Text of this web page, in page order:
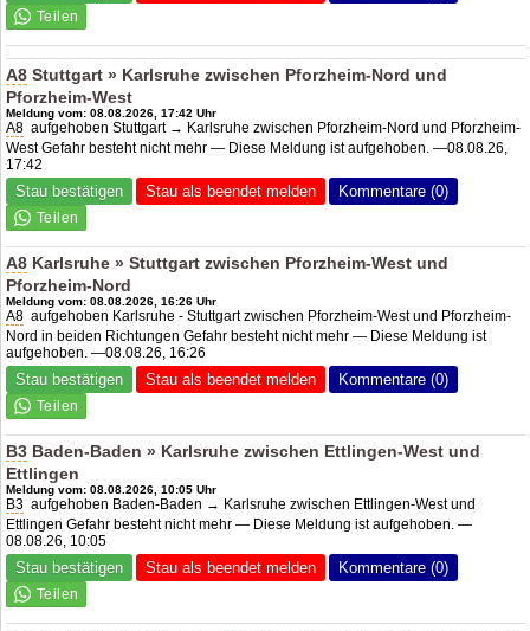
A8 Stuttgart » Karlsruhe zwischen Pforzheim-Nord und
Pforzheim-West
Meldung vom: 08.08.2026, 17:42 Uhr
A8 aufgehoben Stuttgart → Karlsruhe zwischen Pforzheim-Nord und Pforzheim-
West Gefahr besteht nicht mehr — Diese Meldung ist aufgehoben. —08.08.26,
17:42
Stau bestätigen Stau als beendet melden Kommentare (0)
A8 Karlsruhe » Stuttgart zwischen Pforzheim-West und
Pforzheim-Nord
Meldung vom: 08.08.2026, 16:26 Uhr
A8 aufgehoben Karlsruhe - Stuttgart zwischen Pforzheim-West und Pforzheim-
Nord in beiden Richtungen Gefahr besteht nicht mehr — Diese Meldung ist
aufgehoben. —08.08.26, 16:26
Stau bestätigen Stau als beendet melden Kommentare (0)
B3 Baden-Baden » Karlsruhe zwischen Ettlingen-West und
Ettlingen
Meldung vom: 08.08.2026, 10:05 Uhr
B3 aufgehoben Baden-Baden → Karlsruhe zwischen Ettlingen-West und
Ettlingen Gefahr besteht nicht mehr — Diese Meldung ist aufgehoben. —
08.08.26, 10:05
Stau bestätigen Stau als beendet melden Kommentare (0)